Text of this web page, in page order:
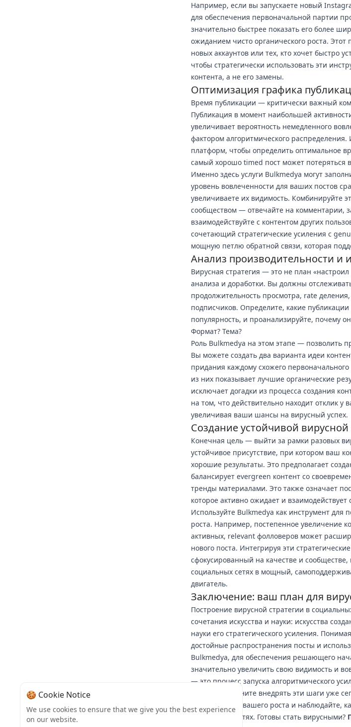
Например, если вы запускаете новый
для обеспечения первоначальной партии
значительно быстрее показать его более
ожиданием чисто органического роста. Этот
новых аккаунтов или тех, кто хочет быстро
чтобы стратегически использовать эти
контента, а не его замены.
Оптимизация графика
Время публикации — критически важный
Публикация в момент наибольшей
увеличивает вероятность немедленного
фактором алгоритмического
платформ, чтобы определить оптимальное
самый хорошо timed пост может потеряться
Именно здесь услуги Bulkmedya могут
уровень вовлеченности для ваших постов
увеличиваете их видимость. Комбинируйте
сообществом — отвечайте на комментарии,
взаимодействуйте с контентом других
сочетающий стратегические усиления с
мощную петлю обратной связи, которая
Анализ производительности и
Вирусная стратегия — это не план
анализа и доработки. Вы должны
продолжительность просмотра, rate
подписчиков. Определите, какие
популярность, и проанализируйте, почему
Формат? Тема?
Роль Bulkmedya на этом этапе — позволить
Вы можете создать два варианта идеи
придания каждому схожего
из них показывает лучшие органические
исключает догадки из процесса создания
на том, что действительно находит отклик у
увеличивая ваши шансы на вирусный успех.
Создание устойчивой
Конечная цель — выйти за рамки разовых
устойчивое присутствие, при котором ваш
хорошие результаты. Это предполагает
балансирует evergreen контент со
тренды материалами. Это также означает
которое активно ожидает и
Используйте Bulkmedya как инструмент для
роста. Например, постепенное увеличение
активных, relevant фолловеров может
нового поста. Интегрируя эти
сфокусированный на качестве и
социальных сетях в мощный,
двигатель.
Заключение: ваш план для
Построение вирусной стратегии в
сочетания искусства и науки: искусства
науки его стратегического усиления.
достойные распространения посты и
Bulkmedya, для обеспечения решающего
значительно увеличить свою видимость и
— это процесс запуска алгоритмического
действия. Начните внедрять эти шаги уже
для ускорения вашего роста и наблюдайте,
социальных сетях. Готовы стать вирусными?
🍪 Cookie Notice
We use cookies to ensure that we give you the best experience
on our website.